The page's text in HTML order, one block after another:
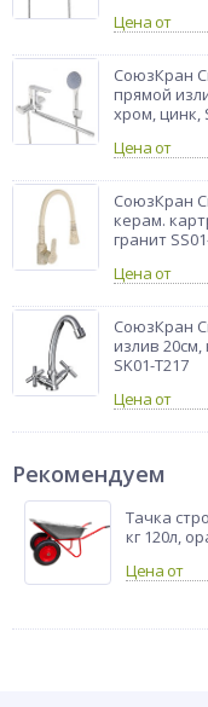
Цена от
СоюзКран
прямой
хром, цинк,
Цена от
СоюзКран
керам.
гранит
Цена от
СоюзКран
излив
SK01-T217
Цена от
Рекомендуем
Тачка
кг 120л,